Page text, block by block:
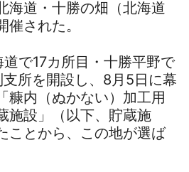
海道・十勝の畑（北海道
された。
で17カ所目・十勝平野で
所を開設し、8月5日に幕
糠内（ぬかない）加工用
施設」（以下、貯蔵施
ことから、この地が選ば